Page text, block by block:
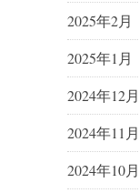
2025年2月
2025年1月
2024年12月
2024年11月
2024年10月